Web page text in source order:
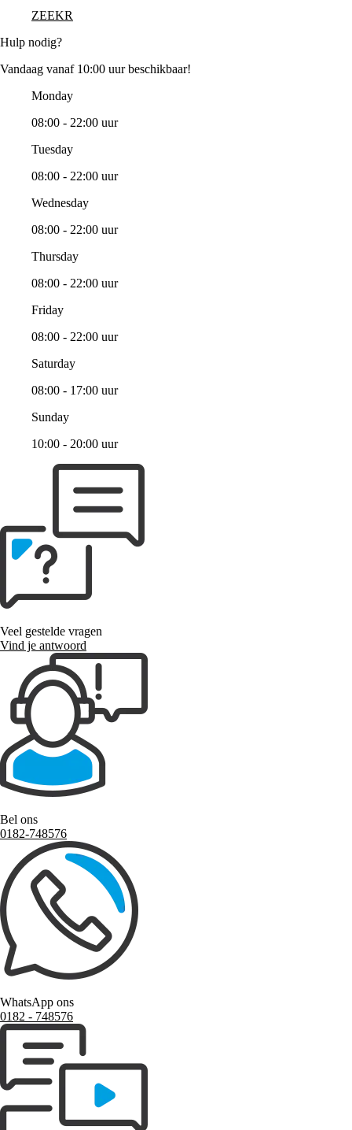
ZEEKR
Hulp nodig?
Vandaag vanaf 10:00 uur beschikbaar!
Monday
08:00 - 22:00 uur
Tuesday
08:00 - 22:00 uur
Wednesday
08:00 - 22:00 uur
Thursday
08:00 - 22:00 uur
Friday
08:00 - 22:00 uur
Saturday
08:00 - 17:00 uur
Sunday
10:00 - 20:00 uur
Veel gestelde vragen
Vind je antwoord
Bel ons
0182-748576
WhatsApp ons
0182 ‑ 748576